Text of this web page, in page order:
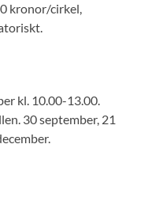
kronor/cirkel,
kl. 10.00-13.00.
30 september, 21